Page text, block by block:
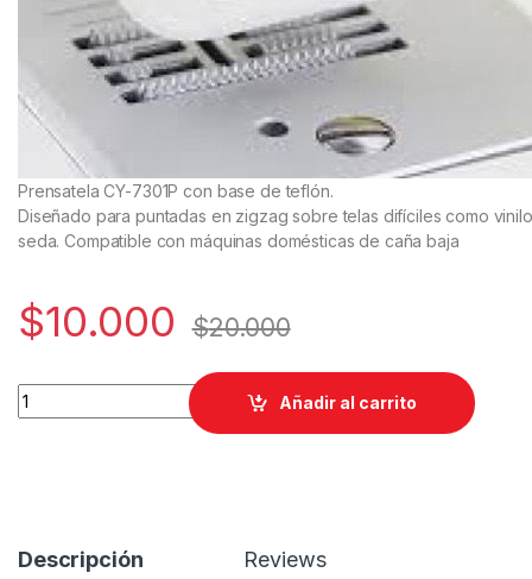
Prensatela CY-7301P con base de teflón.
Diseñado para puntadas en zigzag sobre telas difíciles como
seda. Compatible con máquinas domésticas de caña baja
$10.000 $20.000
Base prensatela de teflón CY-7301P para zigzag máquinas
Añadir al carrito
Descripción Reviews